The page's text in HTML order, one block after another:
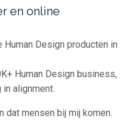
en online
Human Design producten in
Human Design business,
alignment.
dat mensen bij mij komen.